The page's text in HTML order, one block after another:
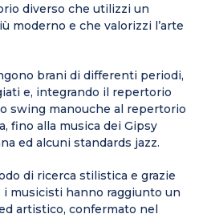
diverso che utilizzi un
moderno e che valorizzi l’arte
brani di differenti periodi,
e, integrando il repertorio
swing manouche al repertorio
fino alla musica dei Gipsy
ed alcuni standards jazz.
di ricerca stilistica e grazie
musicisti hanno raggiunto un
artistico, confermato nel